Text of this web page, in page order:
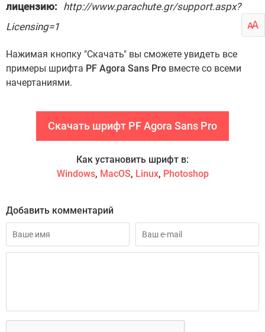
лицензию: http://www.parachute.gr/support.aspx?
Licensing=1
Нажимая кнопку "Скачать" вы сможете увидеть все
примеры шрифта PF Agora Sans Pro вместе со всеми
начертаниями.
Скачать шрифт PF Agora Sans Pro
Как установить шрифт в:
Windows, MacOS, Linux, Photoshop
Добавить комментарий